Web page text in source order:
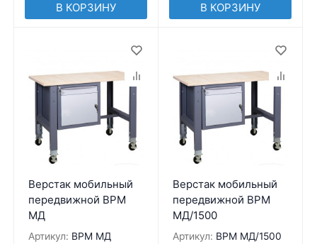
В КОРЗИНУ В КОРЗИНУ
Верстак мобильный
передвижной ВРМ
МД
Артикул: ВРМ МД
Верстак мобильный
передвижной ВРМ
МД/1500
Артикул: ВРМ МД/1500